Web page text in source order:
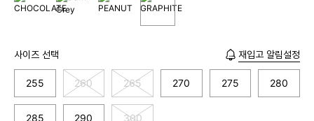
사이즈 선택 재입고 알림설정
255 260 265 270 275 280
285 290 300